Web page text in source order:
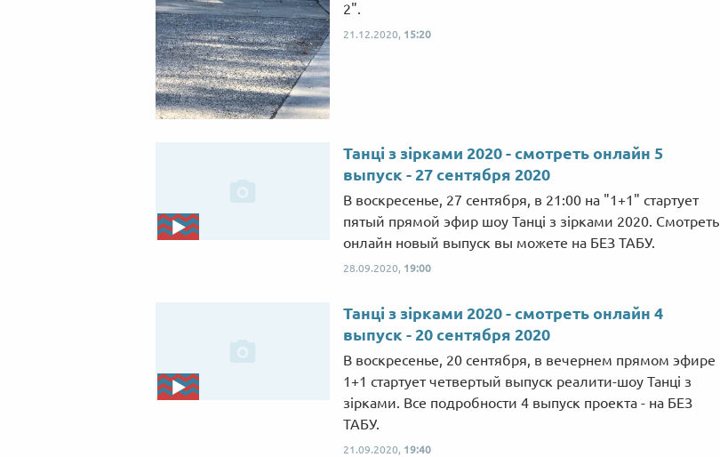
2".
21.12.2020, 15:20
Танці з зірками 2020 - смотреть онлайн 5
выпуск - 27 сентября 2020
В воскресенье, 27 сентября, в 21:00 на "1+1" стартует
пятый прямой эфир шоу Танці з зірками 2020. Смотреть
онлайн новый выпуск вы можете на БЕЗ ТАБУ.
28.09.2020, 19:00
Танці з зірками 2020 - смотреть онлайн 4
выпуск - 20 сентября 2020
В воскресенье, 20 сентября, в вечернем прямом эфире
1+1 стартует четвертый выпуск реалити-шоу Танці з
зірками. Все подробности 4 выпуск проекта - на БЕЗ
ТАБУ.
21.09.2020, 19:40